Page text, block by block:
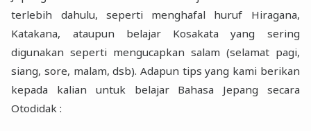
terlebih dahulu, seperti menghafal huruf Hiragana,
Katakana, ataupun belajar Kosakata yang sering
digunakan seperti mengucapkan salam (selamat pagi,
siang, sore, malam, dsb). Adapun tips yang kami berikan
kepada kalian untuk belajar Bahasa Jepang secara
Otodidak :